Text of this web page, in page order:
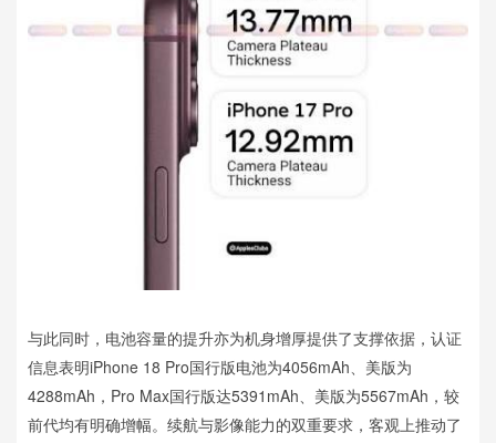
与此同时，电池容量的提升亦为机身增厚提供了支撑依据，认证
信息表明iPhone 18 Pro国行版电池为4056mAh、美版为
4288mAh，Pro Max国行版达5391mAh、美版为5567mAh，较
前代均有明确增幅。续航与影像能力的双重要求，客观上推动了